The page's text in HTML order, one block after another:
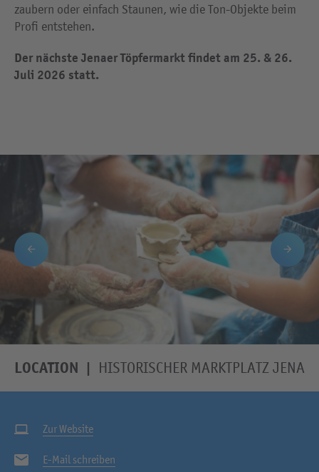
zaubern oder einfach Staunen, wie die Ton-Objekte beim
Profi entstehen.
Der nächste Jenaer Töpfermarkt findet am 25. & 26.
Juli 2026 statt.
LOCATION HISTORISCHER MARKTPLATZ JENA
Zur Website
E-Mail schreiben